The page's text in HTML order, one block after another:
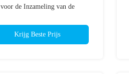
voor de Inzameling van de
Krijg Beste Prijs